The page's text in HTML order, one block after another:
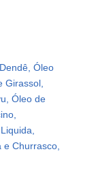
Óleo
Girassol,
Óleo de
e Churrasco,